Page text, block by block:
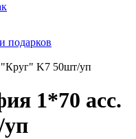
подарков
"Круг" K7 50шт/уп
1*70 асс.